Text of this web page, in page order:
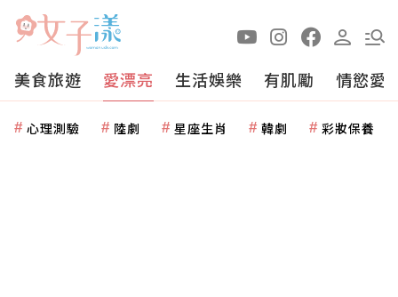
美食旅遊 愛漂亮 生活娛樂 有肌勵 情慾愛
心理測驗 陸劇 星座生肖 韓劇 彩妝保養